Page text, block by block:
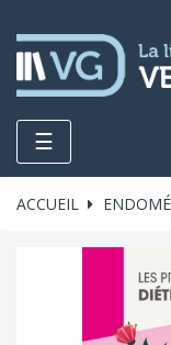
Toggle
navigation
☰
ACCUEIL